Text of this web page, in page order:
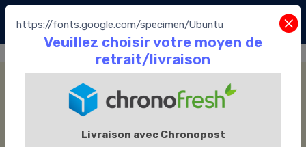
https://fonts.google.com/specimen/Ubuntu
La Boutique